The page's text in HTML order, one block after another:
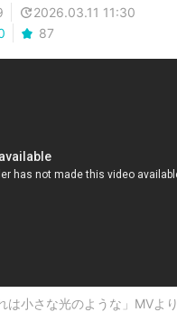
2026.03.11 11:30
87
は小さな光のような」MVより